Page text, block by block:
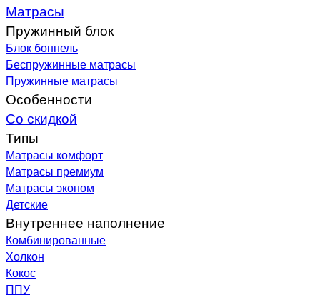
Матрасы
Пружинный блок
Блок боннель
Беспружинные матрасы
Пружинные матрасы
Особенности
Со скидкой
Типы
Матрасы комфорт
Матрасы премиум
Матрасы эконом
Детские
Внутреннее наполнение
Комбинированные
Холкон
Кокос
ППУ